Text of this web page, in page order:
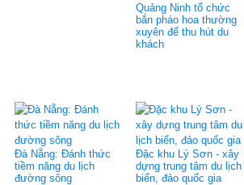
Quảng Ninh tổ chức
bắn pháo hoa thường
xuyên để thu hút du
khách
Đà Nẵng: Đánh thức
tiềm năng du lịch
đường sông
Đặc khu Lý Sơn - xây
dựng trung tâm du lịch
biển, đảo quốc gia